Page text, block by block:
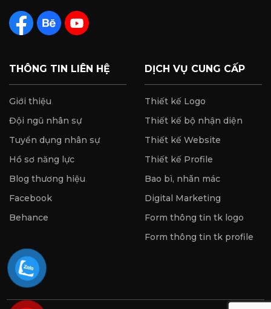
THÔNG TIN LIÊN HỆ
Giới thiệu
Đội ngũ nhân sự
Tuyển dụng nhân sự
Hồ sơ năng lực
Blog thương hiệu
Facebook
Behance
DỊCH VỤ CUNG CẤP
Thiết kế Logo
Thiết kế bộ nhận diện
Thiết kế Website
Thiết kế Profile
Bao bì, nhãn mác
Digital Marketing
Form thông tin tk logo
Form thông tin tk profile